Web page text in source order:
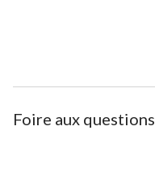
Foire aux questions